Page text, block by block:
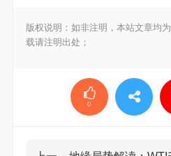
版权说明：如非注明，本站文章均为
载请注明出处；
0